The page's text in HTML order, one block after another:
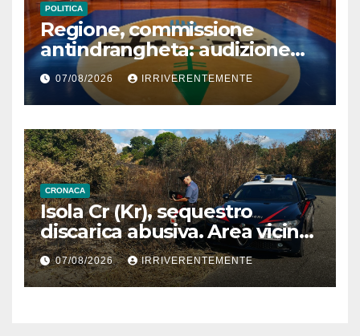
POLITICA
Regione, commissione
antindrangheta: audizione
Rodi Morabito. Coraggio
denuncia e vicinanza
istituzioni
07/08/2026 IRRIVERENTEMENTE
CRONACA
Isola Cr (Kr), sequestro
discarica abusiva. Area vicina
a centro abitato
07/08/2026 IRRIVERENTEMENTE